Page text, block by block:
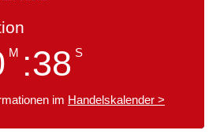
M :37 S
im Handelskalender >